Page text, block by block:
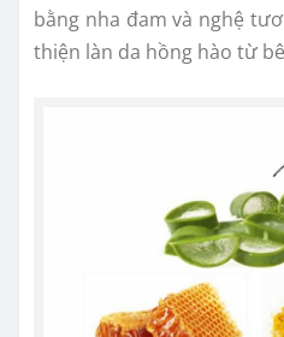
bằng nha đam và nghệ
thiện làn da hồng hào từ